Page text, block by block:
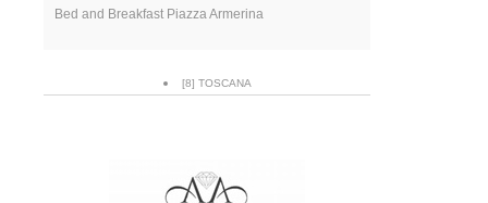
Bed and Breakfast Piazza Armerina
[8] TOSCANA